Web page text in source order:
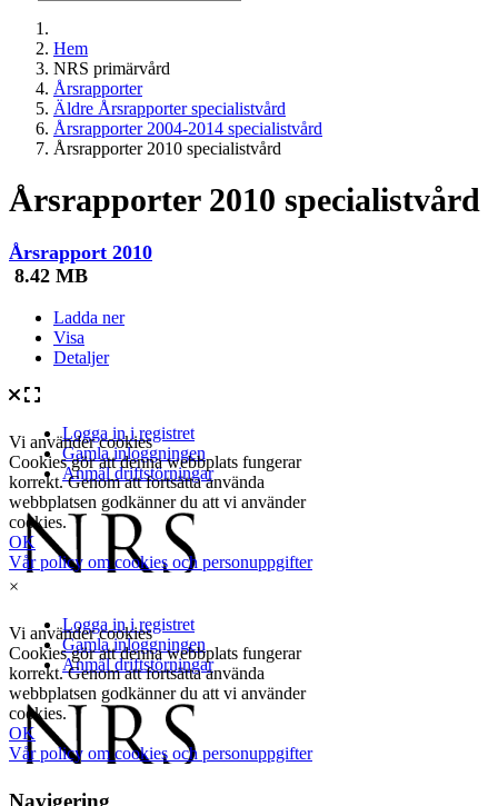
Hem
NRS primärvård
Årsrapporter
Äldre Årsrapporter specialistvård
Årsrapporter 2004-2014 specialistvård
Årsrapporter 2010 specialistvård
Årsrapporter 2010 specialistvård
Årsrapport 2010
8.42 MB
Ladda ner
Visa
Detaljer
×
Navigering